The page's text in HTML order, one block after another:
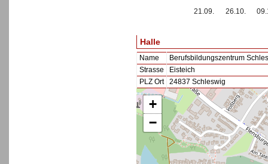
21.09. 26.10.
Halle
Name
Berufsbildungszentrum
Strasse
Eisteich
PLZ Ort
24837 Schleswig
+
−